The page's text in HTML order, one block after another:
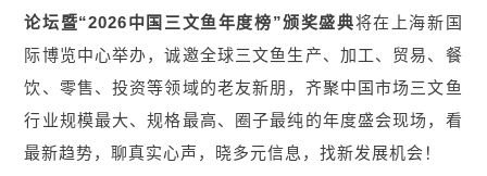
论坛暨“2026中国三文鱼年度榜”颁奖盛典将在上海新国
际博览中心举办，诚邀全球三文鱼生产、加工、贸易、餐
饮、零售、投资等领域的老友新朋，齐聚中国市场三文鱼
行业规模最大、规格最高、圈子最纯的年度盛会现场，看
最新趋势，聊真实心声，晓多元信息，找新发展机会！